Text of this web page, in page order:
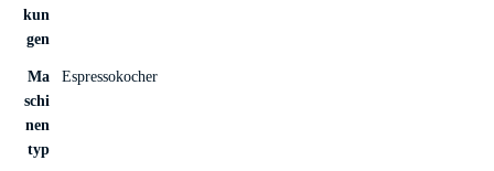
kun
gen
Ma
schi
nen
typ
Espressokocher